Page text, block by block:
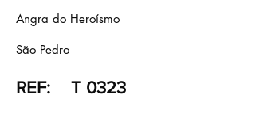
Angra do Heroísmo
São Pedro
REF: T 0323